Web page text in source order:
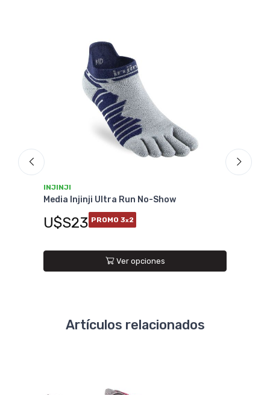
INJINJI
Media Injinji Ultra Run No-Show
U$S23 PROMO 3x2
Ver opciones
Artículos relacionados